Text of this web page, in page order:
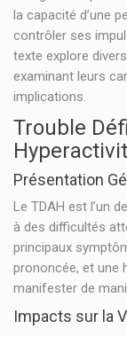
la capacité d’une
contrôler ses
texte explore
examinant leurs
implications.
Trouble
Présentation
Le TDAH est l’un
à des difficultés
principaux
prononcée, et une
manifester de
Impacts sur la